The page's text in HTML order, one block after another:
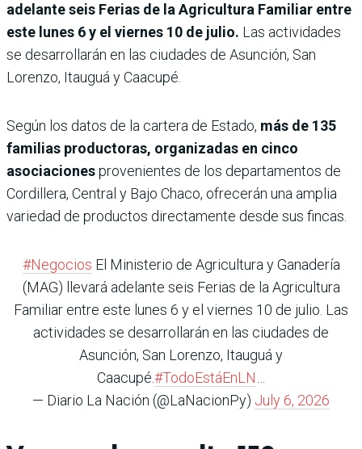
adelante seis Ferias de la Agricultura Familiar entre
este lunes 6 y el viernes 10 de julio. Las actividades
se desarrollarán en las ciudades de Asunción, San
Lorenzo, Itauguá y Caacupé.
Según los datos de la cartera de Estado, más de 135
familias productoras, organizadas en cinco
asociacionesprovenientes de los departamentos de
Cordillera, Central y Bajo Chaco, ofrecerán una amplia
variedad de productos directamente desde sus fincas.
#Negocios El Ministerio de Agricultura y Ganadería
(MAG) llevará adelante seis Ferias de la Agricultura
Familiar entre este lunes 6 y el viernes 10 de julio. Las
actividades se desarrollarán en las ciudades de
Asunción, San Lorenzo, Itauguá y
Caacupé.#TodoEstáEnLN…
— Diario La Nación (@LaNacionPy) July 6, 2026